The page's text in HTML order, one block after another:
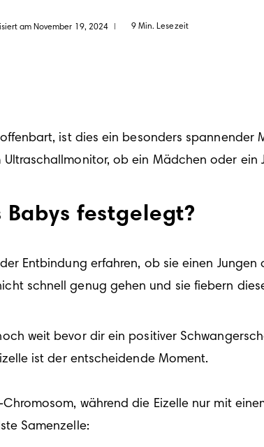
am November 19, 2024 9 Min. Lesezeit
ist dies ein besonders spannender
ob ein Mädchen oder ein
festgelegt?
Entbindung erfahren, ob sie einen
schnell genug gehen und sie fiebern
weit bevor dir ein positiver
ist der entscheidende Moment.
während die Eizelle nur mit
Samenzelle: